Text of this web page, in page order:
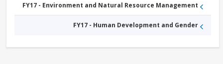
FY17 - Environment and Natural Resource Management
FY17 - Human Development and Gender